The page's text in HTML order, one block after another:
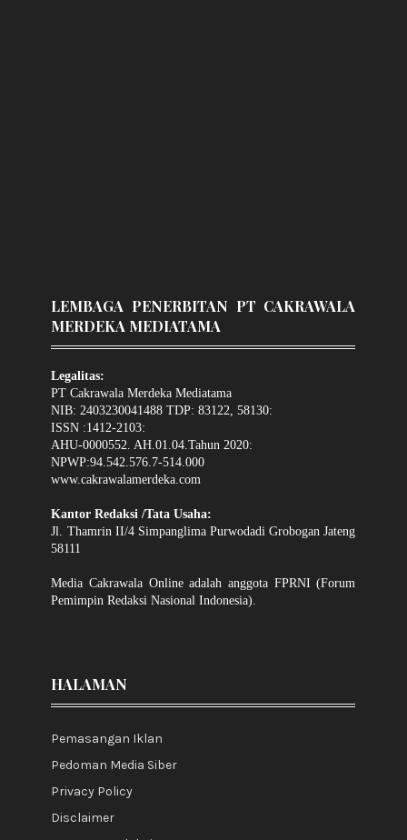
LEMBAGA PENERBITAN PT CAKRAWALA
MERDEKA MEDIATAMA
Legalitas:
PT Cakrawala Merdeka Mediatama
NIB: 2403230041488 TDP: 83122, 58130:
ISSN :1412-2103:
AHU-0000552. AH.01.04.Tahun 2020:
NPWP:94.542.576.7-514.000
www.cakrawalamerdeka.com
Kantor Redaksi /Tata Usaha:
Jl. Thamrin II/4 Simpanglima Purwodadi Grobogan Jateng
58111
Media Cakrawala Online adalah anggota FPRNI (Forum
Pemimpin Redaksi Nasional Indonesia).
HALAMAN
Pemasangan Iklan
Pedoman Media Siber
Privacy Policy
Disclaimer